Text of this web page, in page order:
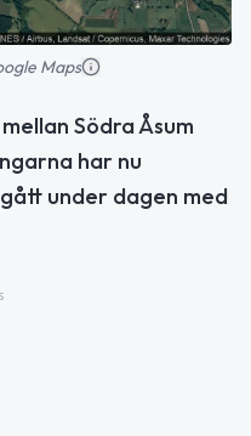
Maps
Södra Åsum
har nu
under dagen med